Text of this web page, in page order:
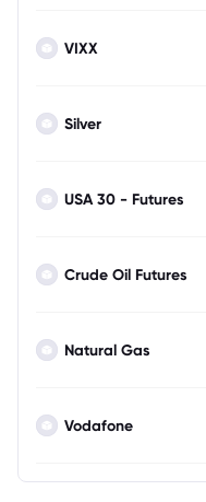
VIXX
Silver
USA 30 - Futures
Crude Oil Futures
Natural Gas
Vodafone